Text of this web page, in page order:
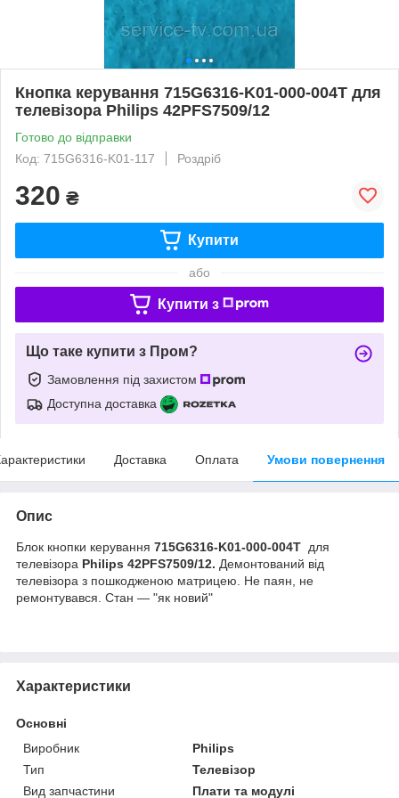
Кнопка керування 715G6316-K01-000-004T для
телевізора Philips 42PFS7509/12
Готово до відправки
Код: 715G6316-K01-117
Роздріб
320 ₴
Купити
або
Купити з
Що таке купити з Пром?
Замовлення під захистом
Доступна доставка
Доставка Оплата Умови повернення
Опис
Блок кнопки керування 715G6316-K01-000-004T для
телевізора Philips 42PFS7509/12. Демонтований від
телевізора з пошкодженою матрицею. Не паян, не
ремонтувався. Стан — "як новий"
Характеристики
Основні
Виробник
Philips
Тип
Телевізор
Вид запчастини
Плати та модулі